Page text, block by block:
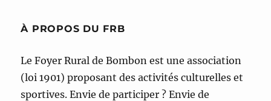
À PROPOS DU FRB
Le Foyer Rural de Bombon est une association
(loi 1901) proposant des activités culturelles et
sportives. Envie de participer ? Envie de